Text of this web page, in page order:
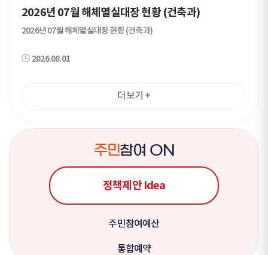
방법 ○ 담당자 이메일로 신청서 제출 (sinar777@junggu.seoul.kr)
- 제출서류 : ①지원서(개인정보 수집 및 이용 동의서, 범죄 경력조회 동
의서 포함), ②재·휴학증명서 (멘토,멘티 1:1 매칭이므로, 멘티 모집 상
황에 따라 멘토 일부 선발 취소 가능) ※ 이메일 확인 후 접수 완료건 담
예정) ○ 사전교육 : 9월 중(예정) 추후 별도 공지 ○ 문 의 : 중구청 교육정
달 공고하고자 합니다. 1. 제 목 : "2026년 장기 미사용승인 건축물 점
검" 에 따른 건축법 위반사항 시정 통지알림 2. 공고기간 : 2026. 08. 03.
~ 2026. 08. 17. (14 일간) 3. 공고내용 및 대상자 : 붙임 “공시송달 공고
문” 참조 4. 공고장소 : 서울시 중구청 홈페이지 및 전국 시·군·구 게시판
2026년 07월 해체멸실대장 현황 (건축과)
2026년 07월 해체멸실대장 현황 (건축과)
2026.08.01
더보기 +
주민참여 ON
정책제안 Idea
주민참여예산
통합예약